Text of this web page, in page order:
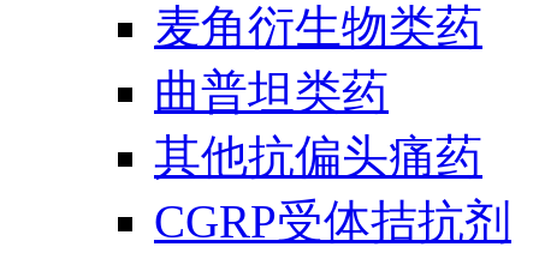
麦角衍生物类药
曲普坦类药
其他抗偏头痛药
CGRP受体拮抗剂